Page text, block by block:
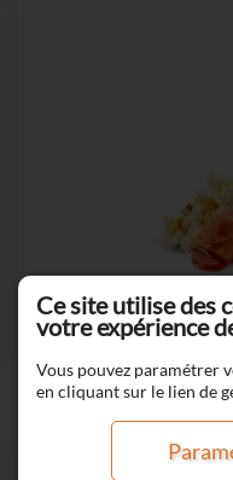
Ce site utilise des
votre expérience
Vous pouvez paramétrer
en cliquant sur le lien de